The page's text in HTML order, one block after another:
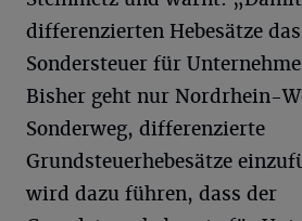
differenzierten Hebesätze
Sondersteuer für
Bisher geht nur Nordrhein-
Sonderweg, differenzierte
Grundsteuerhebesätze
wird dazu führen, dass der